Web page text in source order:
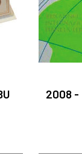
2008 -